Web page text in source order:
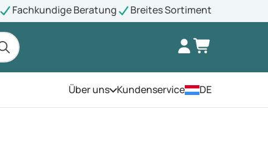
Fachkundige Beratung Breites Sortiment
Über unsÖffnen Sie das Menü
Kundenservice DE